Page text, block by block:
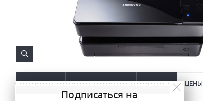
ОПИСАНИЕ ХАРАКТЕРИСТИКИ ОТЗЫВЫ ЦЕНЫ
Подписаться на